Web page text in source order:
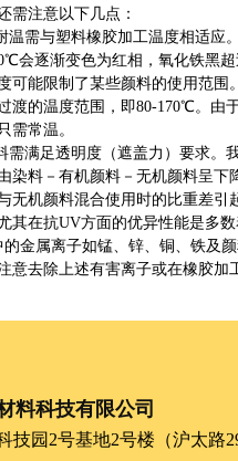
需注意以下几点：
温需与塑料橡胶加工温度相适应
会逐渐变色为红相，氧化铁黑
可能限制了某些颜料的使用范
渡的温度范围，即80-170℃。由
需常温。
需满足透明度（遮盖力）要求。
染料－有机颜料－无机颜料呈下
无机颜料混合使用时的比重差
其在抗UV方面的优异性能是多数
的金属离子如锰、锌、铜、铁及
意去除上述有害离子或在橡胶加
技园2号基地2号楼（沪太路
料科技有限公司